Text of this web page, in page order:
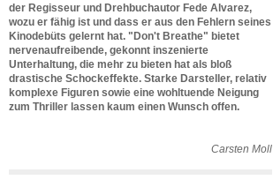
der Regisseur und Drehbuchautor Fede Alvarez,
wozu er fähig ist und dass er aus den Fehlern seines
Kinodebüts gelernt hat. "Don't Breathe" bietet
nervenaufreibende, gekonnt inszenierte
Unterhaltung, die mehr zu bieten hat als bloß
drastische Schockeffekte. Starke Darsteller, relativ
komplexe Figuren sowie eine wohltuende Neigung
zum Thriller lassen kaum einen Wunsch offen.
Carsten Moll